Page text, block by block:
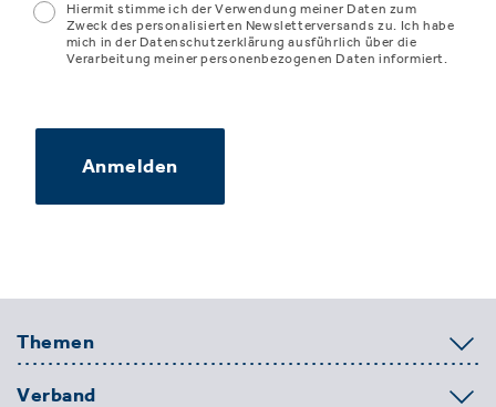
Hiermit stimme ich der Verwendung meiner Daten zum
Zweck des personalisierten Newsletterversands zu. Ich habe
mich in der Datenschutzerklärung ausführlich über die
Verarbeitung meiner personenbezogenen Daten informiert.
Anmelden
Themen
Verband